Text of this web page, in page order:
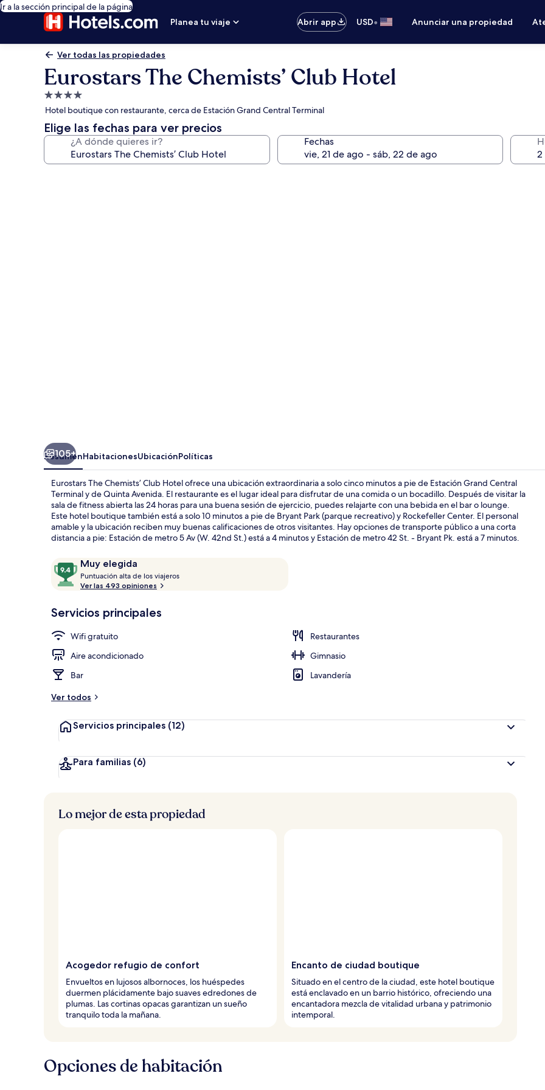
Ir a la sección principal de la página
Planea tu viaje
Abrir app USD• Anunciar una propiedad
Ver todas las propiedades
Eurostars The Chemists’ Club Hotel
Propiedad
de
4.0
estrellas
Hotel boutique con restaurante, cerca de Estación Grand Central Terminal
Elige las fechas para ver precios
¿A dónde quieres ir? Fechas
Edredón,
105+
ResumenHabitacionesUbicaciónPolíticas
Eurostars The Chemists’ Club Hotel ofrece una ubicación extraordinaria a solo cinco minutos a pie de Estación Grand Central
Terminal y de Quinta Avenida. El restaurante es el lugar ideal para disfrutar de una comida o un bocadillo. Después de visitar la
sala de fitness abierta las 24 horas para una buena sesión de ejercicio, puedes relajarte con una bebida en el bar o lounge.
Este hotel boutique también está a solo 10 minutos a pie de Bryant Park (parque recreativo) y Rockefeller Center. El personal
amable y la ubicación reciben muy buenas calificaciones de otros visitantes. Hay opciones de transporte público a una corta
distancia a pie: Estación de metro 5 Av (W. 42nd St.) está a 4 minutos y Estación de metro 42 St. - Bryant Pk. está a 7 minutos.
OpinionesMuy elegida
9.4
de
10,
elegida
Puntuación alta de los viajeros
t
a
Ver las 493 opiniones
Servicios principales
Wifi gratuito
Restaurantes
Aire acondicionado
Gimnasio
Bar
Lavandería
Ver todos
Servicios principales (12)
Para familias (6)
Lo mejor de esta propiedad
Acogedor refugio de confort
Envueltos en lujosos albornoces, los huéspedes
duermen plácidamente bajo suaves edredones de
plumas. Las cortinas opacas garantizan un sueño
tranquilo toda la mañana.
Encanto de ciudad boutique
Situado en el centro de la ciudad, este hotel boutique
está enclavado en un barrio histórico, ofreciendo una
encantadora mezcla de vitalidad urbana y patrimonio
intemporal.
Opciones de habitación